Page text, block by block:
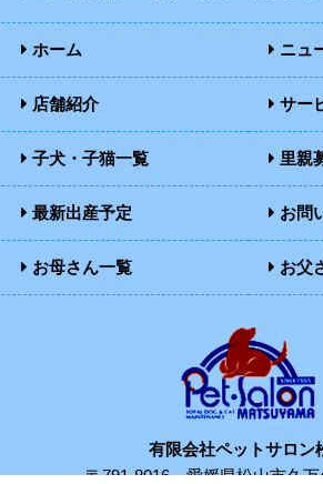
ホーム ニュ
店舗紹介 サー
子犬・子猫一覧 里親
最新出産予定 お問
お母さん一覧 お父
有限会社ペットサロン
〒791-8016愛媛県松山市久